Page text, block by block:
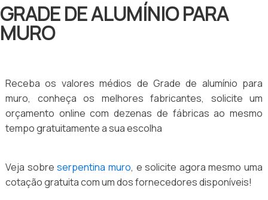
GRADE DE ALUMÍNIO PARA
MURO
Receba os valores médios de Grade de alumínio para
muro, conheça os melhores fabricantes, solicite um
orçamento online com dezenas de fábricas ao mesmo
tempo gratuitamente a sua escolha
Veja sobreserpentina muro, e solicite agora mesmo uma
cotação gratuita com um dos fornecedores disponíveis!